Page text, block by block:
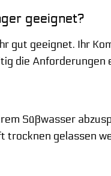
geeignet?
gut geeignet. Ihr
die
Süßwasser
gelassen